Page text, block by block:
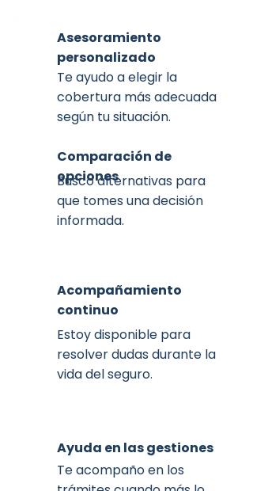
Asesoramiento
personalizado
Comparación de
opciones
Acompañamiento
continuo
Ayuda en las gestiones
Te ayudo a elegir la
cobertura más adecuada
según tu situación.
Busco alternativas para
que tomes una decisión
informada.
Estoy disponible para
resolver dudas durante la
vida del seguro.
Te acompaño en los